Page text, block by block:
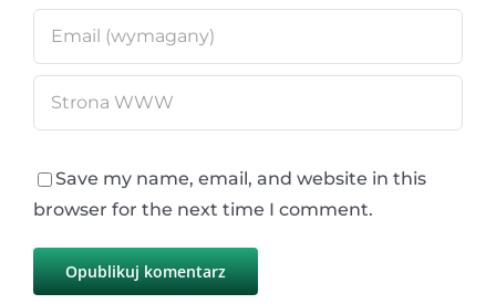
Save my name, email, and website in this
browser for the next time I comment.